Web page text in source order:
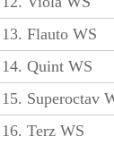
13. Flauto WS
14. Quint WS
15. Superoctav
16. Terz WS